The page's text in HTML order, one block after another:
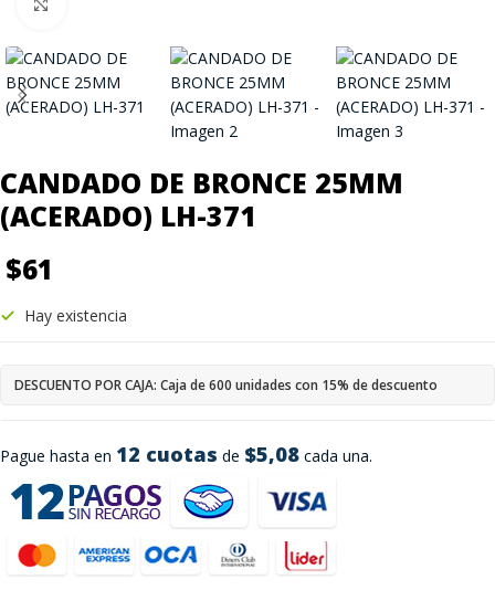
CANDADO DE BRONCE 25MM
(ACERADO) LH-371
$61
Pague hasta en 12 cuotas de $5,08 cada una.
Hay existencia
DESCUENTO POR CAJA: Caja de 600 unidades con 15% de descuento